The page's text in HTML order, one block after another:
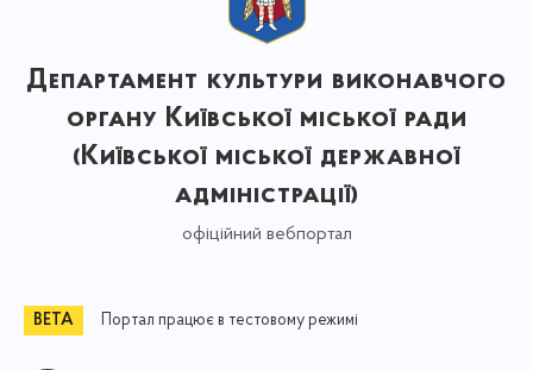
Департамент культури виконавчого
органу Київської міської ради
(Київської міської державної
адміністрації)
офіційний вебпортал
Портал працює в тестовому режимі